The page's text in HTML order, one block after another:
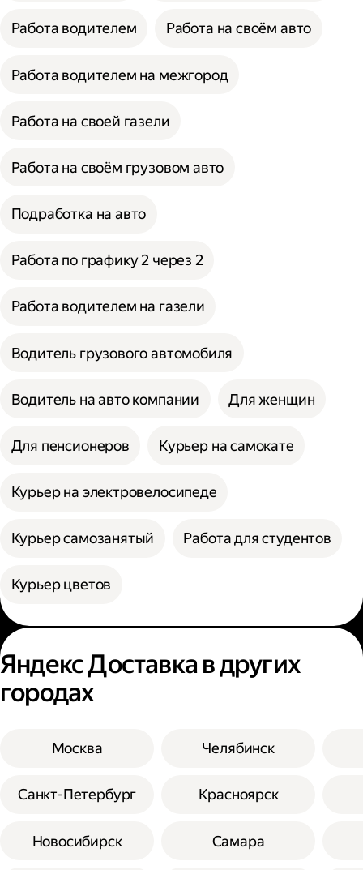
Работа водителем Работа на своём авто
Работа водителем на межгород
Работа на своей газели
Работа на своём грузовом авто
Подработка на авто
Работа по графику 2 через 2
Работа водителем на газели
Водитель грузового автомобиля
Водитель на авто компании Для женщин
Для пенсионеров Курьер на самокате
Курьер на электровелосипеде
Курьер самозанятый Работа для студентов
Курьер цветов
Яндекс Доставка в других
городах
Москва
Санкт-Петербург
Новосибирск
Челябинск
Красноярск
Самара